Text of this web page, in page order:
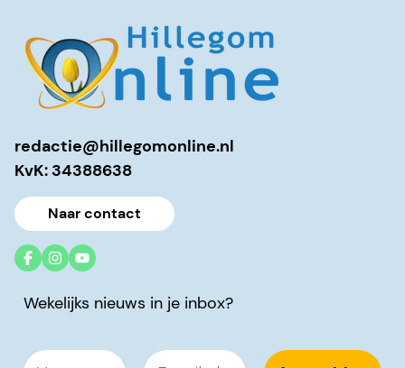
redactie@hillegomonline.nl
KvK: 34388638
Naar contact
Wekelijks nieuws in je inbox?